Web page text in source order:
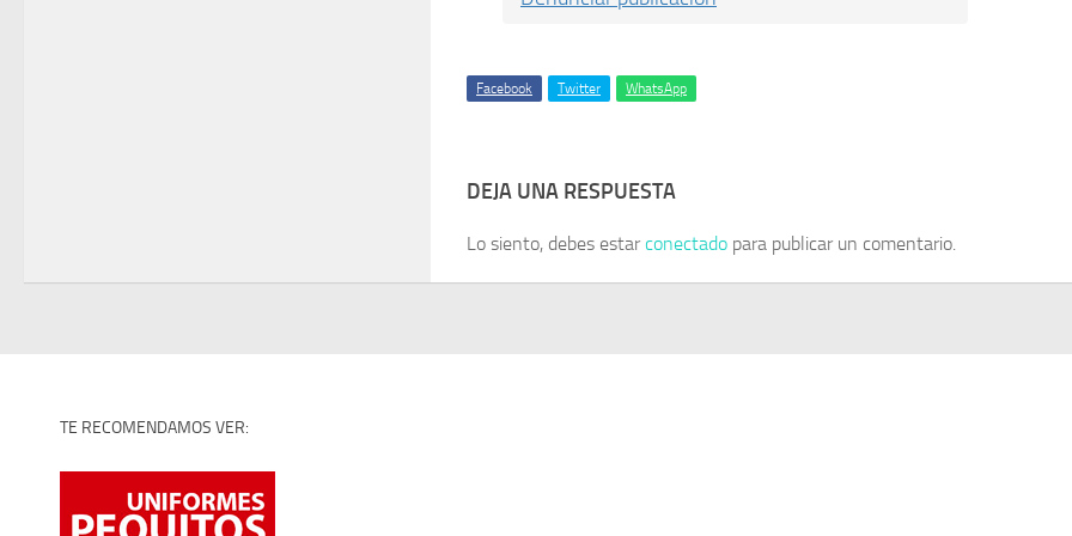
Facebook Twitter WhatsApp
DEJA UNA RESPUESTA
Lo siento, debes estarconectado para publicar un comentario.
TE RECOMENDAMOS VER: